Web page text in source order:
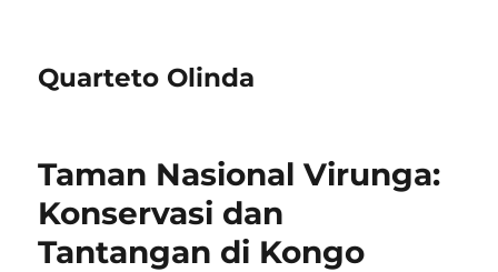
Quarteto Olinda
Taman Nasional Virunga:
Konservasi dan
Tantangan di Kongo